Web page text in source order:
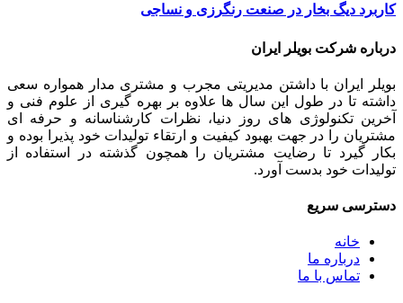
کاربرد دیگ بخار در صنعت رنگرزی و نساجی
درباره شرکت بویلر ایران
بویلر ایران با داشتن مدیریتی مجرب و مشتری مدار همواره سعی
داشته تا در طول این سال ها علاوه بر بهره گیری از علوم فنی و
آخرین تکنولوژی های روز دنیا، نظرات کارشناسانه و حرفه ای
مشتریان را در جهت بهبود کیفیت و ارتقاء تولیدات خود پذیرا بوده و
بکار گیرد تا رضایت مشتریان را همچون گذشته در استفاده از
تولیدات خود بدست آورد.
دسترسی سریع
خانه
درباره ما
تماس با ما